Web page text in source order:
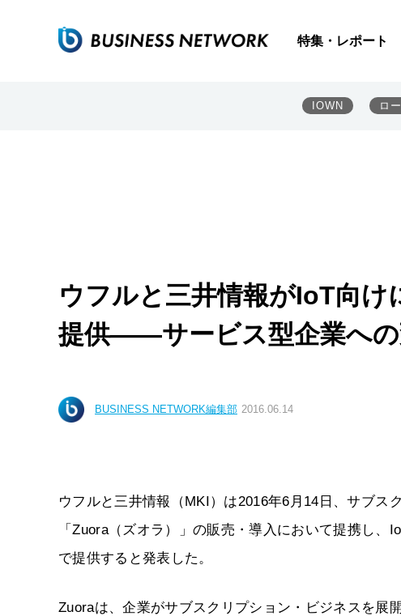
特集・レポート
IOWN ロ
ウフルと三井情報がIoT向
提供――サービス型企業への
BUSINESS NETWORK編集部 2016.06.14
ウフルと三井情報（MKI）は2016年6月14日、サブス
「Zuora（ズオラ）」の販売・導入において提携し
で提供すると発表した。
Zuoraは、企業がサブスクリプション・ビジネスを展